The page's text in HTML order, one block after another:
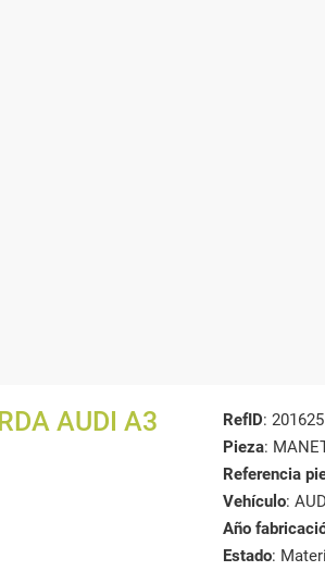
AUDI A3
RefID: 201625
Pieza:
Referencia
Vehículo:
Año
Estado: